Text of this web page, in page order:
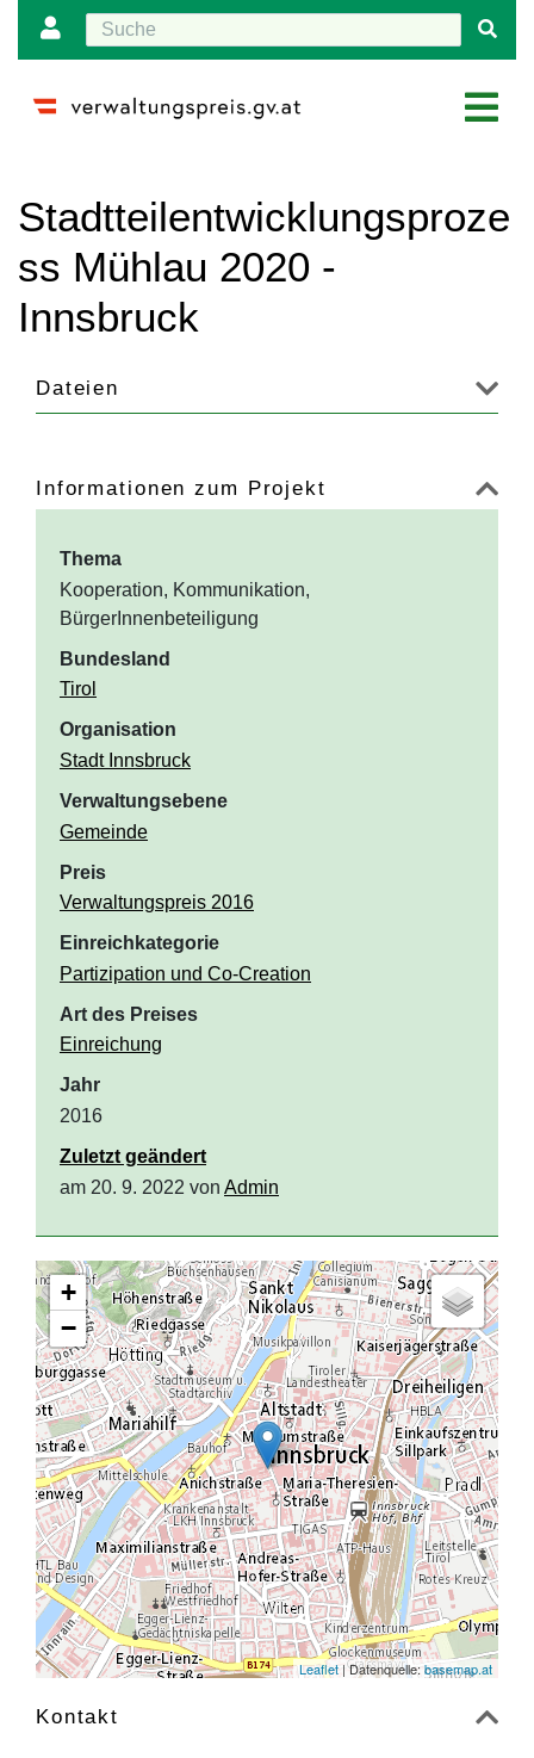
Stadtteilentwicklungsproze
ss Mühlau 2020 -
Innsbruck
Dateien
Informationen zum Projekt
Thema
Kooperation, Kommunikation,
BürgerInnenbeteiligung
Bundesland
Tirol
Organisation
Stadt Innsbruck
Verwaltungsebene
Gemeinde
Preis
Verwaltungspreis 2016
Einreichkategorie
Partizipation und Co-Creation
Art des Preises
Einreichung
Jahr
2016
Zuletzt geändert
am 20. 9. 2022 von Admin
+
−
Leaflet | Datenquelle:basemap.at
Kontakt